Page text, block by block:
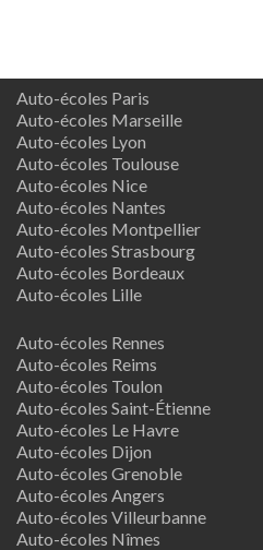
Auto-écoles Paris
Auto-écoles Marseille
Auto-écoles Lyon
Auto-écoles Toulouse
Auto-écoles Nice
Auto-écoles Nantes
Auto-écoles Montpellier
Auto-écoles Strasbourg
Auto-écoles Bordeaux
Auto-écoles Lille
Auto-écoles Rennes
Auto-écoles Reims
Auto-écoles Toulon
Auto-écoles Saint-Étienne
Auto-écoles Le Havre
Auto-écoles Dijon
Auto-écoles Grenoble
Auto-écoles Angers
Auto-écoles Villeurbanne
Auto-écoles Nîmes